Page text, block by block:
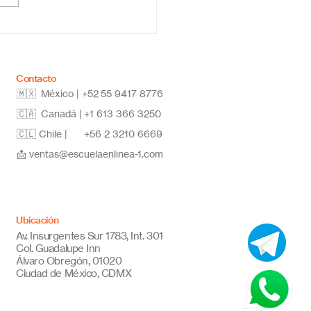
Contacto
🇲🇽 México | +5255 9417 8776
🇨🇦 Canadá | +1 613 366 3250
🇨🇱 Chile | +56 2 3210 6669
📩 ventas@escuelaenlinea-1.com
Ubicación
Av. Insurgentes Sur 1783, Int. 301
Col. Guadalupe Inn
Álvaro Obregón, 01020
Ciudad de México, CDMX